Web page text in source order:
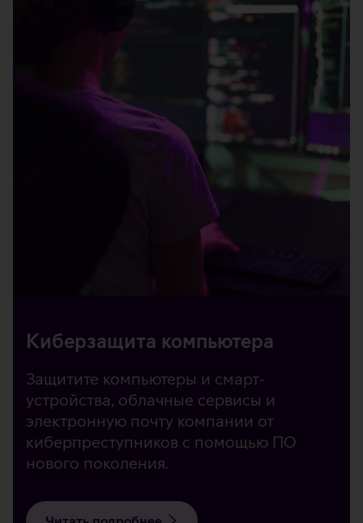
Киберзащита компьютера
Защитите компьютеры и смарт-
устройства, облачные сервисы и
электронную почту компании от
киберпреступников с помощью ПО
нового поколения.